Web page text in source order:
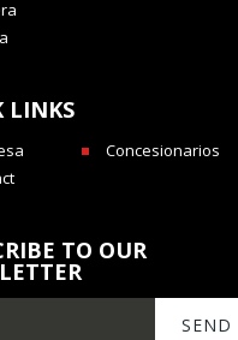
LINKS
Concesionarios
TO OUR